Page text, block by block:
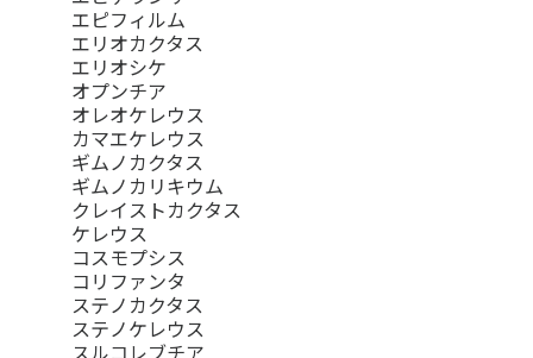
エピフィルム
エリオカクタス
エリオシケ
オプンチア
オレオケレウス
カマエケレウス
ギムノカクタス
ギムノカリキウム
クレイストカクタス
ケレウス
コスモプシス
コリファンタ
ステノカクタス
ステノケレウス
スルコレブチア